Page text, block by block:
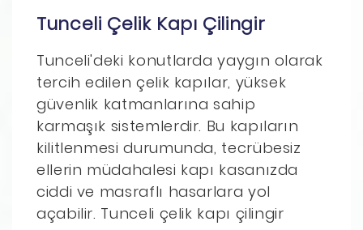
Tunceli Çelik Kapı Çilingir
Tunceli'deki konutlarda yaygın olarak
tercih edilen çelik kapılar, yüksek
güvenlik katmanlarına sahip
karmaşık sistemlerdir. Bu kapıların
kilitlenmesi durumunda, tecrübesiz
ellerin müdahalesi kapı kasanızda
ciddi ve masraflı hasarlara yol
açabilir. Tunceli çelik kapı çilingir